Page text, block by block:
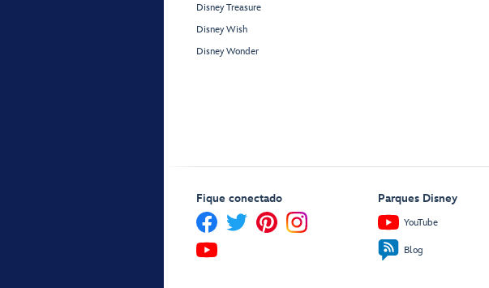
Disney Treasure
Disney Wish
Disney Wonder
Fique conectado Parques Disney
YouTube
Blog